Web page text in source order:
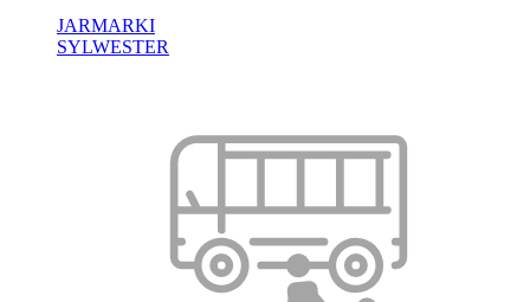
JARMARKI
SYLWESTER